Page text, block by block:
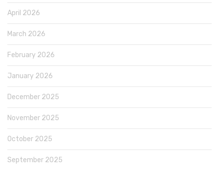
April 2026
March 2026
February 2026
January 2026
December 2025
November 2025
October 2025
September 2025